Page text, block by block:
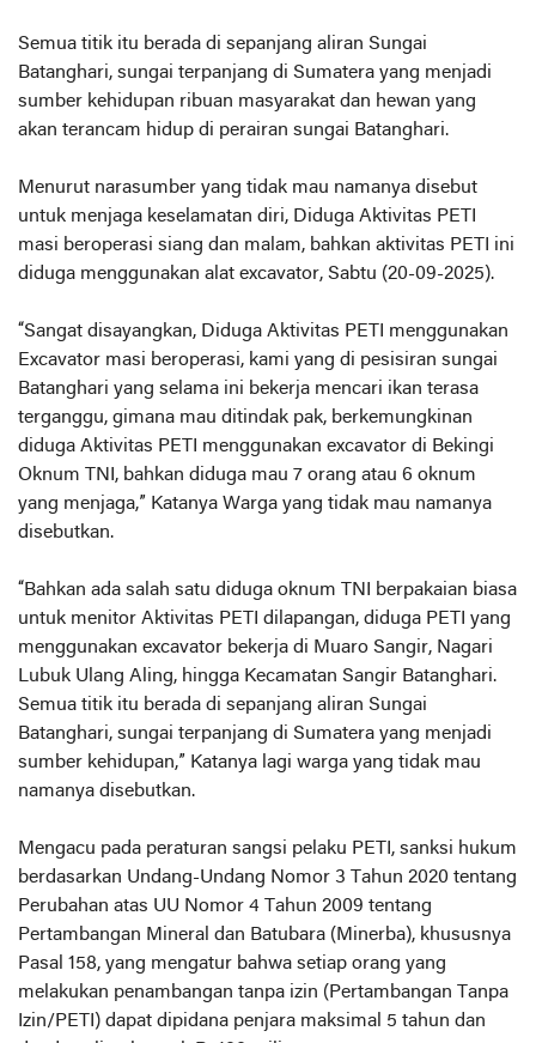
Semua titik itu berada di sepanjang aliran Sungai
Batanghari, sungai terpanjang di Sumatera yang menjadi
sumber kehidupan ribuan masyarakat dan hewan yang
akan terancam hidup di perairan sungai Batanghari.
Menurut narasumber yang tidak mau namanya disebut
untuk menjaga keselamatan diri, Diduga Aktivitas PETI
masi beroperasi siang dan malam, bahkan aktivitas PETI ini
diduga menggunakan alat excavator, Sabtu (20-09-2025).
“Sangat disayangkan, Diduga Aktivitas PETI menggunakan
Excavator masi beroperasi, kami yang di pesisiran sungai
Batanghari yang selama ini bekerja mencari ikan terasa
terganggu, gimana mau ditindak pak, berkemungkinan
diduga Aktivitas PETI menggunakan excavator di Bekingi
Oknum TNI, bahkan diduga mau 7 orang atau 6 oknum
yang menjaga,” Katanya Warga yang tidak mau namanya
disebutkan.
“Bahkan ada salah satu diduga oknum TNI berpakaian biasa
untuk menitor Aktivitas PETI dilapangan, diduga PETI yang
menggunakan excavator bekerja di Muaro Sangir, Nagari
Lubuk Ulang Aling, hingga Kecamatan Sangir Batanghari.
Semua titik itu berada di sepanjang aliran Sungai
Batanghari, sungai terpanjang di Sumatera yang menjadi
sumber kehidupan,” Katanya lagi warga yang tidak mau
namanya disebutkan.
Mengacu pada peraturan sangsi pelaku PETI, sanksi hukum
berdasarkan Undang-Undang Nomor 3 Tahun 2020 tentang
Perubahan atas UU Nomor 4 Tahun 2009 tentang
Pertambangan Mineral dan Batubara (Minerba), khususnya
Pasal 158, yang mengatur bahwa setiap orang yang
melakukan penambangan tanpa izin (Pertambangan Tanpa
Izin/PETI) dapat dipidana penjara maksimal 5 tahun dan